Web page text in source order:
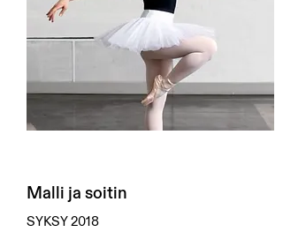
Malli ja soitin
SYKSY 2018